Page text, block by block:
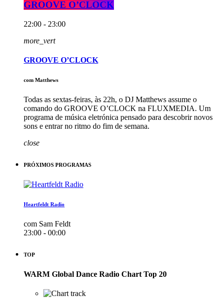
GROOVE O’CLOCK
22:00 - 23:00
more_vert
GROOVE O’CLOCK
com Matthews
Todas as sextas-feiras, às 22h, o DJ Matthews assume o
comando do GROOVE O’CLOCK na FLUXMEDIA. Um
programa de música eletrónica pensado para descobrir novos
sons e entrar no ritmo do fim de semana.
close
PRÓXIMOS PROGRAMAS
Heartfeldt Radio
com Sam Feldt
23:00 - 00:00
TOP
WARM Global Dance Radio Chart Top 20